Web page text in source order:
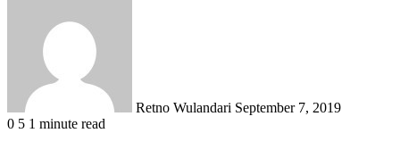
Retno Wulandari September 7, 2019
0 5 1 minute read